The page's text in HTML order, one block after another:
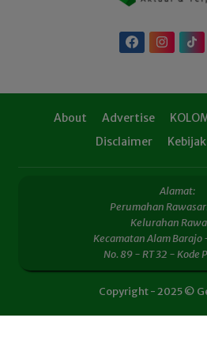
About Advertise
Disclaimer
Alamat:
Perumahan
Kelurahan
Kecamatan Alam Barajo
No. 89 - RT 32 - Kode
Copyright - 2025 ©